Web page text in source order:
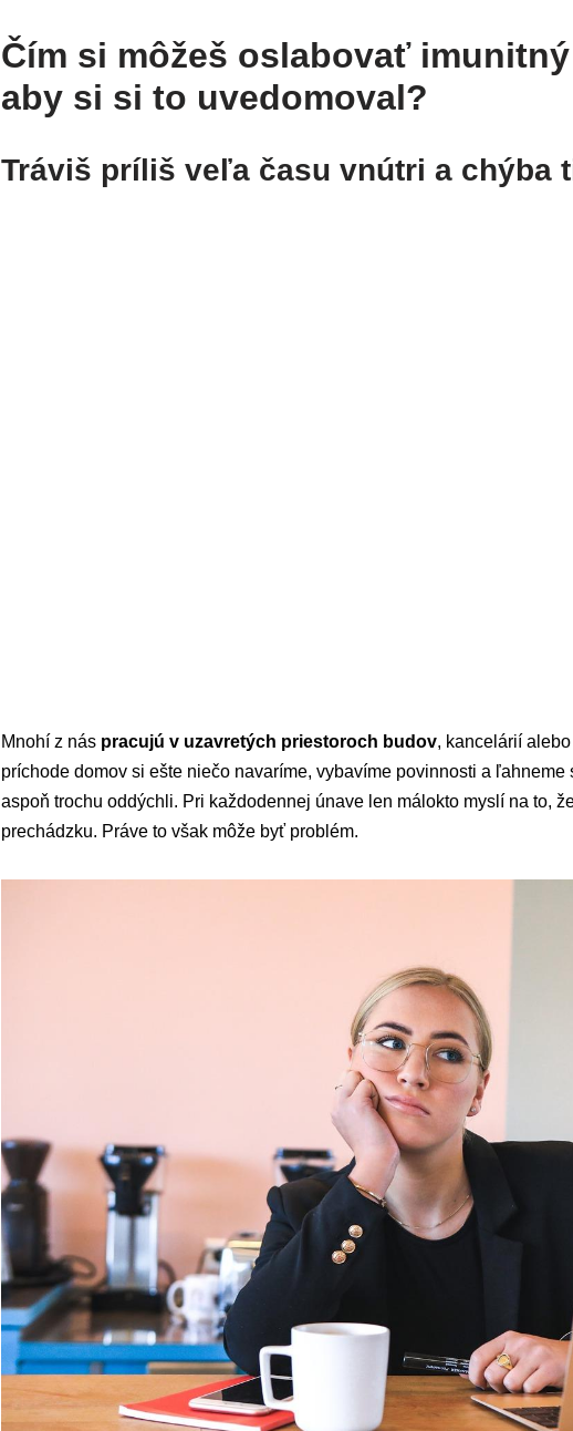
Čím si môžeš oslabovať
aby si si to uvedomoval?
Tráviš príliš veľa času vnútri a chýba
Mnohí z nás pracujú v uzavretých priestoroch budov, kancelárií
príchode domov si ešte niečo navaríme, vybavíme povinnosti a
aspoň trochu oddýchli. Pri každodennej únave len málokto myslí na to,
prechádzku. Práve to však môže byť problém.